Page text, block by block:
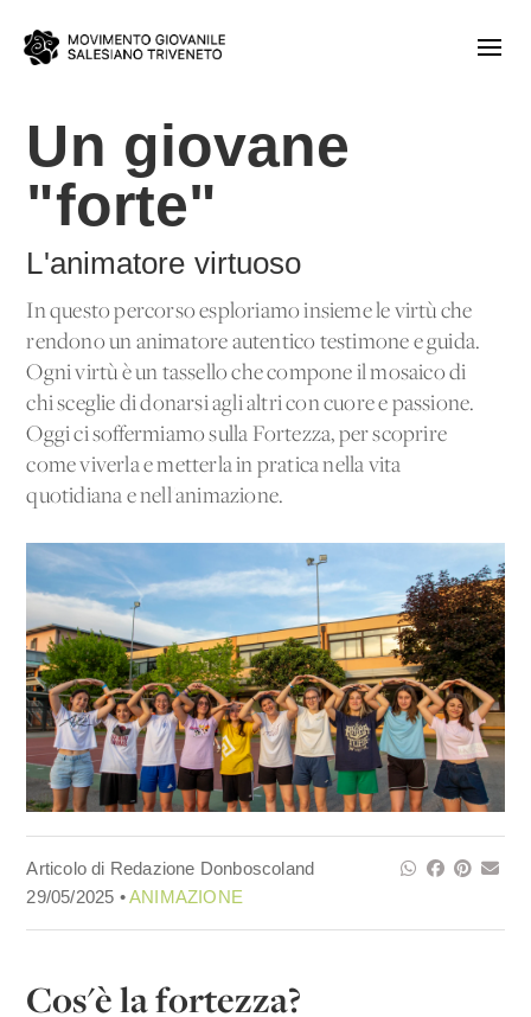
Un giovane
"forte"
L'animatore virtuoso
In questo percorso esploriamo insieme le virtù che
rendono un animatore autentico testimone e guida.
Ogni virtù è un tassello che compone il mosaico di
chi sceglie di donarsi agli altri con cuore e passione.
Oggi ci soffermiamo sulla Fortezza, per scoprire
come viverla e metterla in pratica nella vita
quotidiana e nell'animazione.
Articolo di Redazione Donboscoland
29/05/2025 •ANIMAZIONE
Cos'è la fortezza?